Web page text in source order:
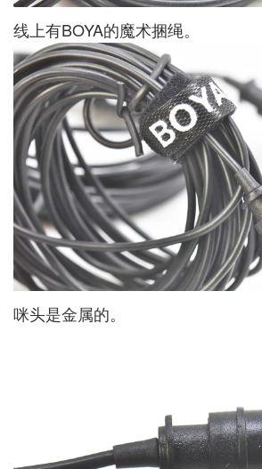
线上有BOYA的魔术捆绳。
咪头是金属的。